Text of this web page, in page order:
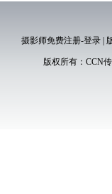
摄影师免费注册-登录|
版权所有： CCN